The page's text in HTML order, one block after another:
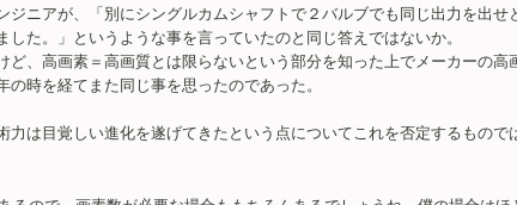
ジニアが、「別にシングルカムシャフトで２バルブでも同じ出力を出
た。」というような事を言っていたのと同じ答えではないか。
ど、高画素＝高画質とは限らないという部分を知った上でメーカーの
時を経てまた同じ事を思ったのであった。
は目覚しい進化を遂げてきたという点についてこれを否定するもので